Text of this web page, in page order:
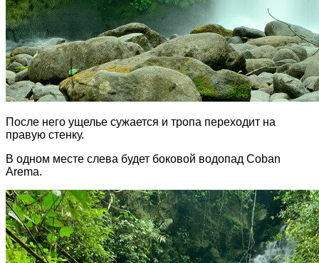
После него ущелье сужается и тропа переходит на
правую стенку.
В одном месте слева будет боковой водопад Coban
Arema.